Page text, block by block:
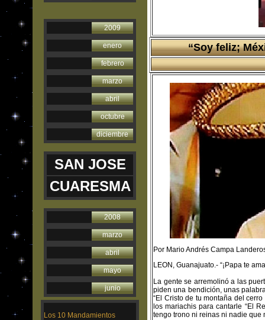
2009
enero
febrero
marzo
abril
octubre
diciembre
SAN JOSE
CUARESMA
2008
marzo
abril
mayo
junio
Los 10 Mandamientos
“Soy feliz;
Por Mario Andrés Campa
LEON, Guanajuato.- “¡Papa te
La gente se arremolinó a las
piden una bendición, unas
“El Cristo de tu montaña del
los mariachis para cantarle “El
tengo trono ni reinas ni nadie